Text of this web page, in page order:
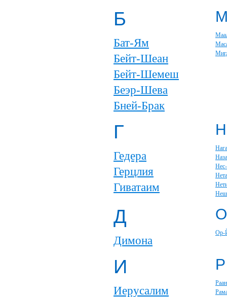
Б
Бат-Ям
Бейт-Шеан
Бейт-Шемеш
Беэр-Шева
Бней-Брак
Г
Гедера
Герцлия
Гиватаим
Н
Д
Димона
О
Ор-
И
Иерусалим
Р